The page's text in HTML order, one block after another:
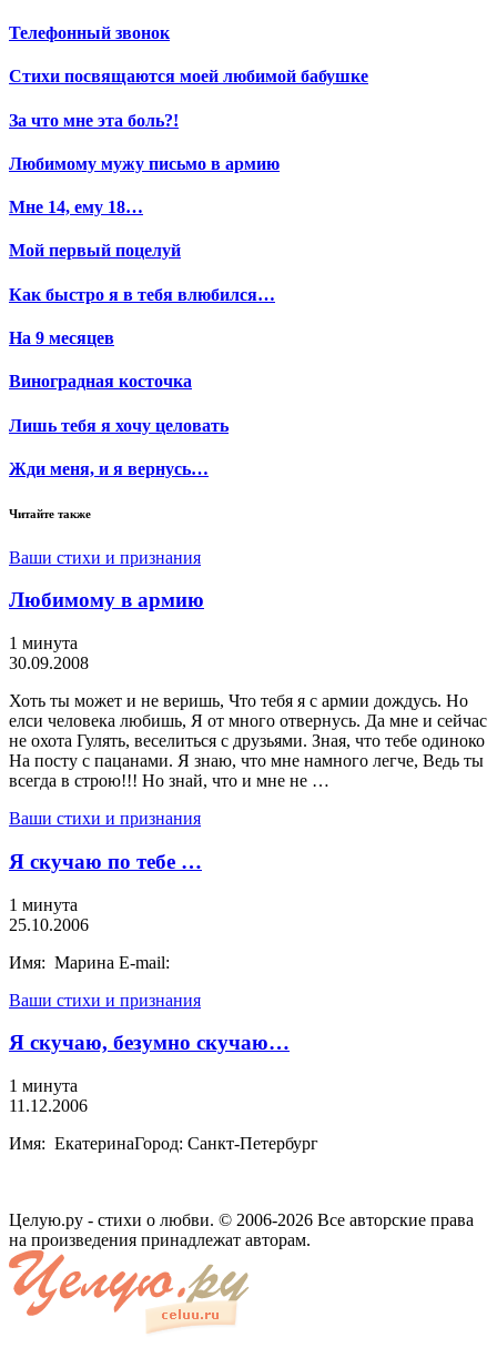
Телефонный звонок
Стихи посвящаются моей любимой бабушке
За что мне эта боль?!
Любимому мужу письмо в армию
Мне 14, ему 18…
Мой первый поцелуй
Как быстро я в тебя влюбился…
На 9 месяцев
Виноградная косточка
Лишь тебя я хочу целовать
Жди меня, и я вернусь…
Читайте также
Ваши стихи и признания
Любимому в армию
1 минута
30.09.2008
Хоть ты может и не веришь, Что тебя я с армии дождусь. Но
елси человека любишь, Я от много отвернусь. Да мне и сейчас
не охота Гулять, веселиться с друзьями. Зная, что тебе одиноко
На посту с пацанами. Я знаю, что мне намного легче, Ведь ты
всегда в строю!!! Но знай, что и мне не …
Ваши стихи и признания
Я скучаю по тебе …
1 минута
25.10.2006
Имя: Марина E-mail:
Ваши стихи и признания
Я скучаю, безумно скучаю…
1 минута
11.12.2006
Имя: ЕкатеринаГород: Санкт-Петербург
Целую.ру - стихи о любви. © 2006-2026 Все авторские права
на произведения принадлежат авторам.